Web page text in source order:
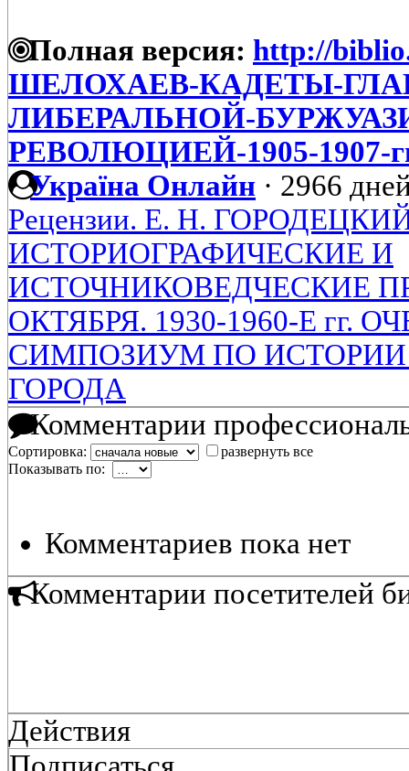
Полная версия: http://
ШЕЛОХАЕВ-КАДЕТЫ-
ЛИБЕРАЛЬНОЙ-
РЕВОЛЮЦИЕЙ-1905-1907-
Україна Онлайн · 2966
Рецензии. Е. Н.
ИСТОРИОГРАФИЧЕСКИЕ И
ИСТОЧНИКОВЕДЧЕСКИЕ
ОКТЯБРЯ. 1930-1960-Е гг.
СИМПОЗИУМ ПО ИСТОРИИ
ГОРОДА
Комментарии
Сортировка:
развернуть все
Показывать по:
Комментариев пока нет
Комментарии посетителей
Действия